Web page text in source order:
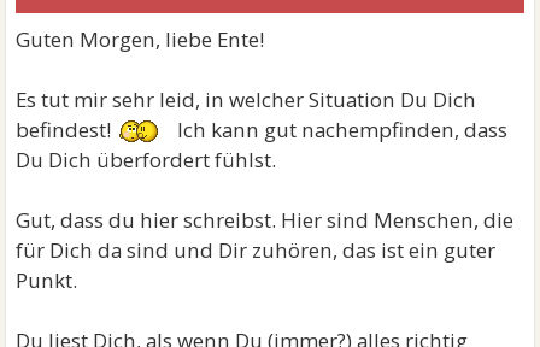
Guten Morgen, liebe Ente!
Es tut mir sehr leid, in welcher Situation Du Dich
befindest!
Ich kann gut nachempfinden, dass
Du Dich überfordert fühlst.
Gut, dass du hier schreibst. Hier sind Menschen, die
für Dich da sind und Dir zuhören, das ist ein guter
Punkt.
Du liest Dich, als wenn Du (immer?) alles richtig